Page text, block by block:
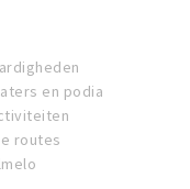
en podia
routes